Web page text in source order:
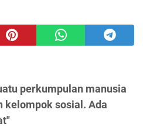
perkumpulan manusia
kelompok sosial. Ada